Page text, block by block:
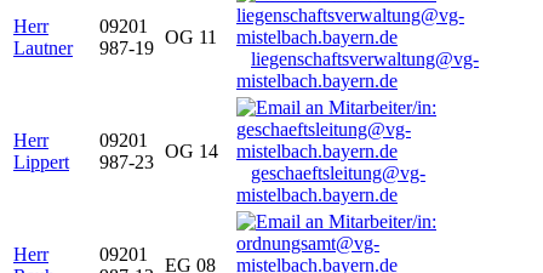
Herr
Lautner
09201
987-19
OG 11
liegenschaftsverwaltung@vg-
mistelbach.bayern.de
Herr
Lippert
09201
987-23
OG 14
geschaeftsleitung@vg-
mistelbach.bayern.de
Herr
09201
EG 08